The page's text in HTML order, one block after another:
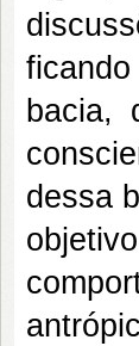
bacia,
dessa